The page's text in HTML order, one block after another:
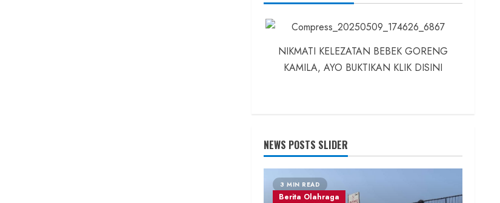
NIKMATI KELEZATAN BEBEK GORENG
KAMILA, AYO BUKTIKAN KLIK DISINI
NEWS POSTS SLIDER
3 MIN READ
Berita Olahraga